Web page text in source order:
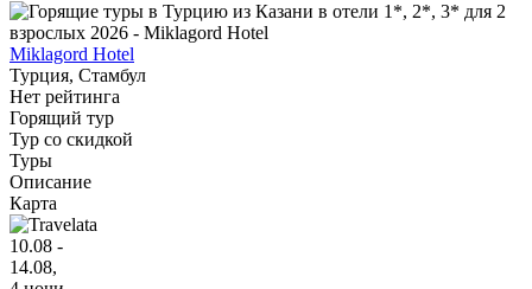
Miklagord Hotel
Турция, Стамбул
Нет рейтинга
Горящий тур
Тур со скидкой
Туры
Описание
Карта
10.08 -
14.08,